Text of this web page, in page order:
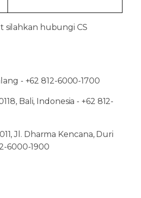
silahkan hubungi CS
- +62 812-6000-1700
Bali, Indonesia - +62 812-
Jl. Dharma Kencana, Duri
6000-1900